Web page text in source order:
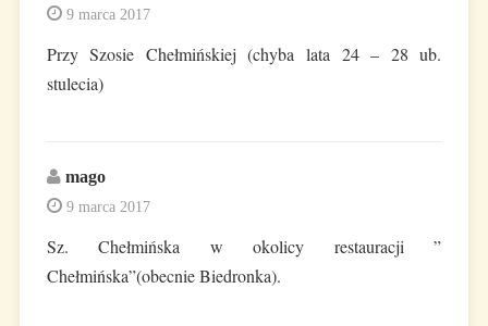
9 marca 2017
Przy Szosie Chełmińskiej (chyba lata 24 – 28 ub.
stulecia)
mago
9 marca 2017
Sz. Chełmińska w okolicy restauracji ”
Chełmińska”(obecnie Biedronka).